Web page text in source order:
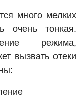
много мелких
очень тонкая.
режима,
вызвать отеки